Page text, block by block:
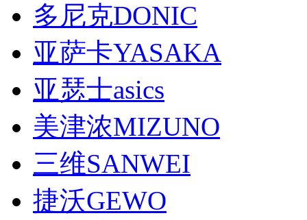
多尼克DONIC
亚萨卡YASAKA
亚瑟士asics
美津浓MIZUNO
三维SANWEI
捷沃GEWO